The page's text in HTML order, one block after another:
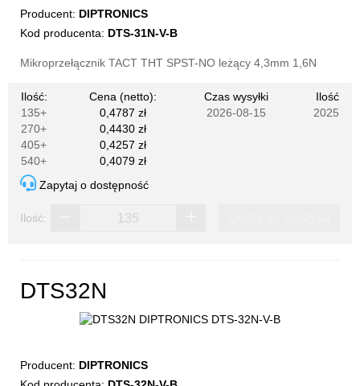
Producent: DIPTRONICS
Kod producenta: DTS-31N-V-B
Mikroprzełącznik TACT THT SPST-NO leżący 4,3mm 1,6N
Ilość:
Cena (netto):
135+
0,4787 zł
270+
0,4430 zł
405+
0,4257 zł
540+
0,4079 zł
Czas wysyłki
Ilość
2026-08-15
2025
Zapytaj o dostępność
Ilość:
DTS32N
Producent: DIPTRONICS